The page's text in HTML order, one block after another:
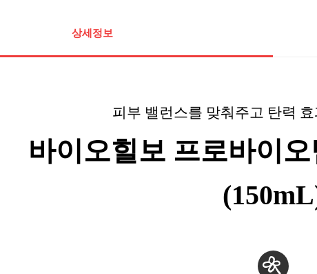
상세정보
피부 밸런스를 맞춰주고 탄력
바이오힐보 프로바이